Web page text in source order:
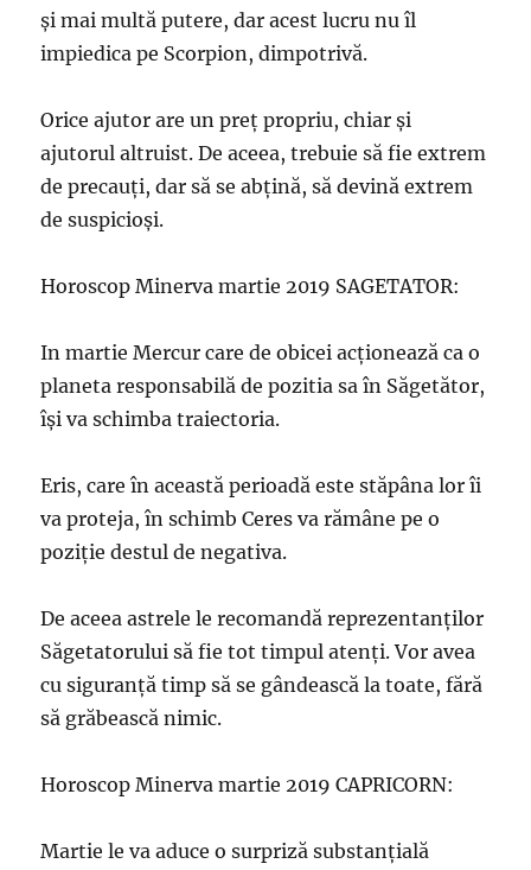
și mai multă putere, dar acest lucru nu îl
impiedica pe Scorpion, dimpotrivă.
Orice ajutor are un preț propriu, chiar și
ajutorul altruist. De aceea, trebuie să fie extrem
de precauţi, dar să se abţină, să devină extrem
de suspicioşi.
Horoscop Minerva martie 2019 SAGETATOR:
In martie Mercur care de obicei acționează ca o
planeta responsabilă de pozitia sa în Săgetător,
își va schimba traiectoria.
Eris, care în această perioadă este stăpâna lor îi
va proteja, în schimb Ceres va rămâne pe o
poziție destul de negativa.
De aceea astrele le recomandă reprezentanților
Săgetatorului să fie tot timpul atenţi. Vor avea
cu siguranță timp să se gândească la toate, fără
să grăbească nimic.
Horoscop Minerva martie 2019 CAPRICORN:
Martie le va aduce o surpriză substanțială